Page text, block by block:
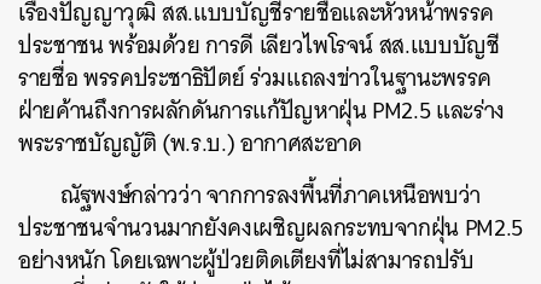
เรืองปัญญาวุฒิ สส.แบบบัญชีรายชื่อและหัวหน้าพรรค
ประชาชน พร้อมด้วย การดี เลียวไพโรจน์ สส.แบบบัญชี
รายชื่อ พรรคประชาธิปัตย์ ร่วมแถลงข่าวในฐานะพรรค
ฝ่ายค้านถึงการผลักดันการแก้ปัญหาฝุ่น PM2.5 และร่าง
พระราชบัญญัติ (พ.ร.บ.) อากาศสะอาด
ณัฐพงษ์กล่าวว่า จากการลงพื้นที่ภาคเหนือพบว่า
ประชาชนจำนวนมากยังคงเผชิญผลกระทบจากฝุ่น PM2.5
อย่างหนัก โดยเฉพาะผู้ป่วยติดเตียงที่ไม่สามารถปรับ